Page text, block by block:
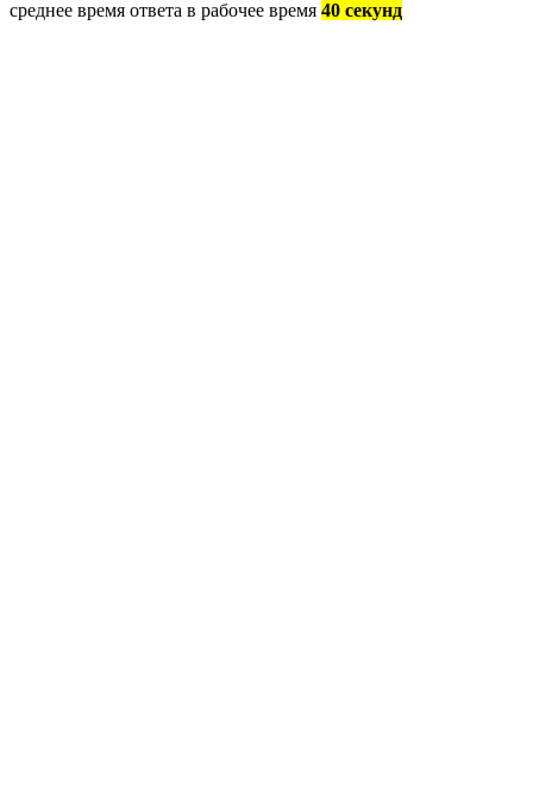
среднее время ответа в рабочее время 40 секунд